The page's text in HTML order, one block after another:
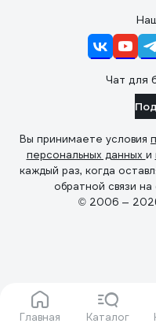
Главная Каталог
Чат для
Вы принимаете условия
персональных данных и
каждый раз, когда
обратной связи
© 2006 —